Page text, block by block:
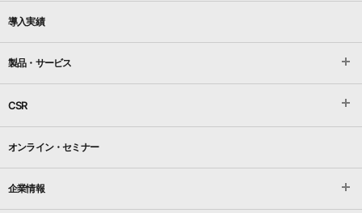
導入実績
製品・サービス
CSR
オンライン・セミナー
企業情報